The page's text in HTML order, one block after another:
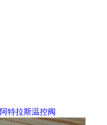
特拉斯温控阀